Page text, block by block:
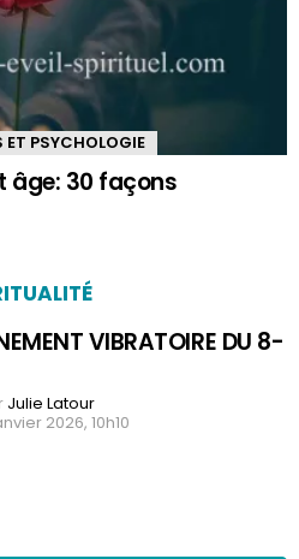
ET PSYCHOLOGIE
âge: 30 façons
VIBRATOIRE DU 8-
Julie Latour
2026, 10h10